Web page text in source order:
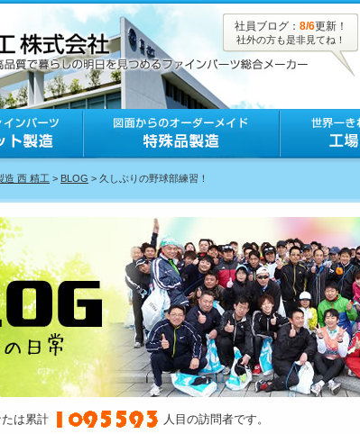
社員ブログ： 8/6更新！
社外の方も是非見てね！
造 西 精工 > BLOG > 久しぶりの野球部練習！
は累計 人目の訪問者です。